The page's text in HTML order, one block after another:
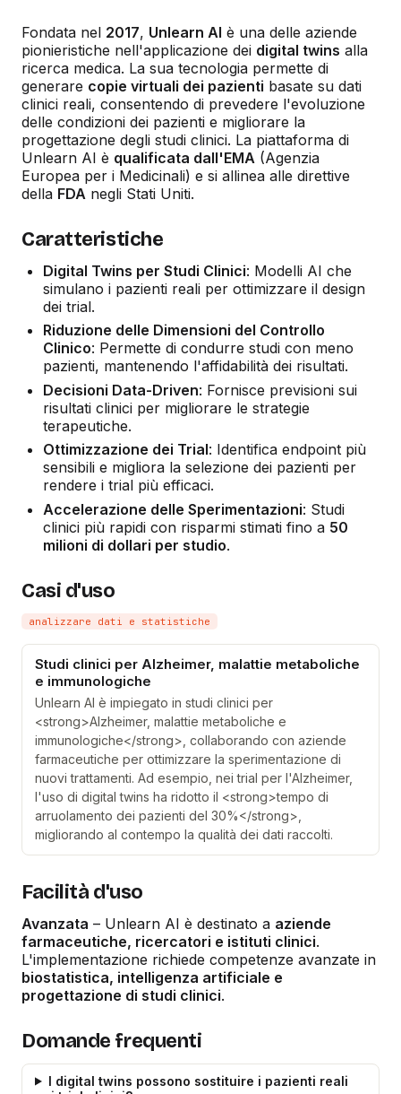
Fondata nel 2017, Unlearn AI è una delle aziende
pionieristiche nell'applicazione dei digital twins alla
ricerca medica. La sua tecnologia permette di
generare copie virtuali dei pazienti basate su dati
clinici reali, consentendo di prevedere l'evoluzione
delle condizioni dei pazienti e migliorare la
progettazione degli studi clinici. La piattaforma di
Unlearn AI è qualificata dall'EMA (Agenzia
Europea per i Medicinali) e si allinea alle direttive
della FDA negli Stati Uniti.
Caratteristiche
Digital Twins per Studi Clinici: Modelli AI che
simulano i pazienti reali per ottimizzare il design
dei trial.
Riduzione delle Dimensioni del Controllo
Clinico: Permette di condurre studi con meno
pazienti, mantenendo l'affidabilità dei risultati.
Decisioni Data-Driven: Fornisce previsioni sui
risultati clinici per migliorare le strategie
terapeutiche.
Ottimizzazione dei Trial: Identifica endpoint più
sensibili e migliora la selezione dei pazienti per
rendere i trial più efficaci.
Accelerazione delle Sperimentazioni: Studi
clinici più rapidi con risparmi stimati fino a 50
milioni di dollari per studio.
Casi d'uso
analizzare dati e statistiche
Studi clinici per Alzheimer, malattie metaboliche
e immunologiche
Unlearn AI è impiegato in studi clinici per
<strong>Alzheimer, malattie metaboliche e
immunologiche</strong>, collaborando con aziende
farmaceutiche per ottimizzare la sperimentazione di
nuovi trattamenti. Ad esempio, nei trial per l'Alzheimer,
l'uso di digital twins ha ridotto il <strong>tempo di
arruolamento dei pazienti del 30%</strong>,
migliorando al contempo la qualità dei dati raccolti.
Facilità d'uso
Avanzata – Unlearn AI è destinato a aziende
farmaceutiche, ricercatori e istituti clinici.
L'implementazione richiede competenze avanzate in
biostatistica, intelligenza artificiale e
progettazione di studi clinici.
Domande frequenti
I digital twins possono sostituire i pazienti reali